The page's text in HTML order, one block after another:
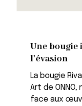
Une bougie
l’évasion
La bougie
Art de
face aux